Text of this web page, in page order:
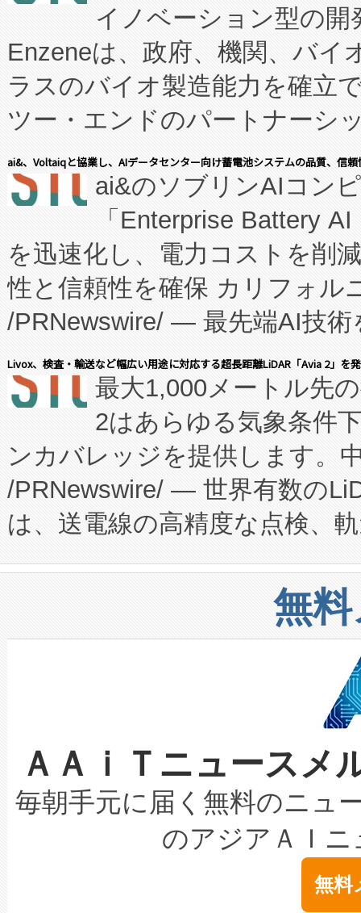
イノベーション型の
Enzeneは、政府、機関、バイ
ラスのバイオ製造能力を確立
ツー・エンドのパートナーシ
表しました。 同社の実績ある
manufacturing™ (FCCM™) プ
たNeXは、バイオ医薬品製造
従来のフェッドバッチ施設の
に、患者やサプライチェーン
キー方式で拡張性が高く、持
す。FCCM‑を活用した現地生
患者にとっての費用負担を大
のアクセスを大幅に拡大する
Fully-Connected Continuous
プログラムには、施設設計・
に関する技術移転および知的
構造化トレーニングカリキュ
上げおよび商用化段階におけ
設備整備および立ち上げ調整
加組織は、Enzeneのバイオ
選定された製品について、自
取得できる可能性もあります
設には、3億～4億ドルかか
最高経営責任者（CEO）であ
す。「当社のfully-connected
ームを利用すれば、6,000万
きます。この効率性は、フェ
ai&、Voltaiqと協業し、AIデータセンター向け蓄電池システムの品質、信
ai&のソブリンAIコン
「Enterprise Battery
を迅速化し、電力コストを削
性と信頼性を確保 カリフォル
/PRNewswire/ — 最先端AI技術
会社エーアイ・アンド：本社
President原信平）と、エンタ
ードするVoltaiqは、日本にあ
ーエネルギー貯蔵システム（
た。 Voltaiq独自のAI搭載プラ
定、統合、導入、運用に至る
安全性を追跡し、確保する事
増加しているデータセンター
る電力網に大きな負担をかけ
事業者の負担軽減という課題
系統連系を迅速にし、ピーク
限を超えて利用可能な電力容
持できるよう貢献します。こ
ービスレベル契約（SLA）違
テリー性能の劣化によるダウ
念は、現在データセンターが
ます。 Voltaiq provides a
Livox、検査・輸送など幅広い用途に対応する超長距離LiDAR「Avia 2」を
最大1,000メートル先
2はあらゆる気象条件
ンカバレッジを提供します。
/PRNewswire/ — 世界有数の
は、送電線の高精度な点検、
や穀物倉庫におけるバルク材
リューション「Avia 2」を発
したAvia 2は、1,000メート
狭視野のFOVを切り替えるこ
ケーブル、枝などの細かな対
なレーザースポットにより、
な環境下でも豊かなディテー
キロメートル範囲を検出
LiDAR for Inspections,
は1535 nmレーザーを搭載。
イズの小径化を実現すること
無
ＡＡｉＴニュース
毎朝手元に届く無料のニュ
のアジアＡＩ
無料